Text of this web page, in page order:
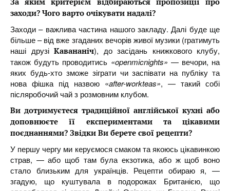
заходи? Чого варто очікувати надалі?
Заходи – важлива частина нашого закладу. Далі буде ще
більше – від вже згаданих вечорів живої музики (гратимуть
наші друзіКавананіч), до засідань книжкового клубу,
також будуть проводитись «openmicnights» — вечори, на
яких будь-хто зможе зіграти чи заспівати на публіку та
нова фішка під назвою «after-workteas», — такий собі
післяробочий чай з розмовним клубом.
Ви дотримуєтеся традиційної англійської кухні або
доповнюєте її експериментами та цікавими
поєднаннями? Звідки Ви берете свої рецепти?
У першу чергу ми керуємося смаком та якоюсь цікавинкою
страв, — або щоб там була екзотика, або ж щоб воно
стало близьким для українців. Рецепти обираю я, —
згадую, що куштувала в подорожах Британією, що